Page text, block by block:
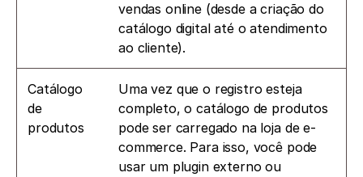
vendas online (desde a criação do
catálogo digital até o atendimento
ao cliente).
Catálogo
de
produtos
Uma vez que o registro esteja
completo, o catálogo de produtos
pode ser carregado na loja de e-
commerce. Para isso, você pode
usar um plugin externo ou